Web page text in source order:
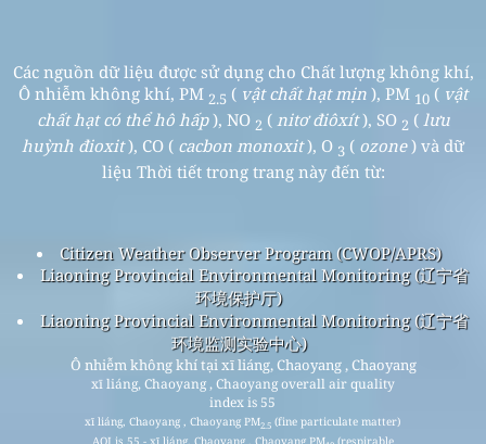
Các nguồn dữ liệu được sử dụng cho Chất lượng không khí,
Ô nhiễm không khí, PM 2.5 ( vật chất hạt mịn ), PM 10 ( vật
chất hạt có thể hô hấp), NO 2 ( nitơ điôxít), SO 2 ( lưu
huỳnh đioxit), CO ( cacbon monoxit), O 3 ( ozone) và dữ
liệu Thời tiết trong trang này đến từ:
Citizen Weather Observer Program (CWOP/APRS)
Liaoning Provincial Environmental Monitoring (辽宁省
环境保护厅)
Liaoning Provincial Environmental Monitoring (辽宁省
环境监测实验中心)
Ô nhiễm không khí tại xī liáng, Chaoyang , Chaoyang
xī liáng, Chaoyang , Chaoyang overall air quality
index is 55
xī liáng, Chaoyang , Chaoyang PM2.5 (fine particulate matter)
AQI is 55 - xī liáng, Chaoyang , Chaoyang PM (respirable